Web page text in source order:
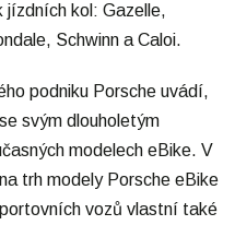
kol: Gazelle,
Schwinn a Caloi.
podniku Porsche uvádí,
svým dlouholetým
modelech eBike. V
trh modely Porsche eBike
vozů vlastní také